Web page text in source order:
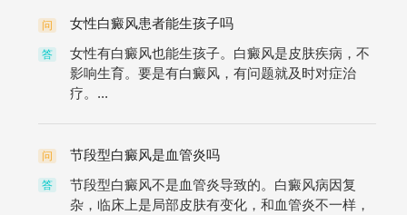
问 女性白癜风患者能生孩子吗
答
女性有白癜风也能生孩子。白癜风是皮肤疾病，不
影响生育。要是有白癜风，有问题就及时对症治
疗。...
问 节段型白癜风是血管炎吗
答
节段型白癜风不是血管炎导致的。白癜风病因复
杂，临床上是局部皮肤有变化，和血管炎不一样，